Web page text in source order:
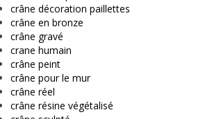
crâne décoration paillettes
crâne en bronze
crâne gravé
crane humain
crâne peint
crâne pour le mur
crâne réel
crâne résine végétalisé